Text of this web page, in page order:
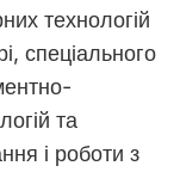
технологій
спеціального
та
і роботи з